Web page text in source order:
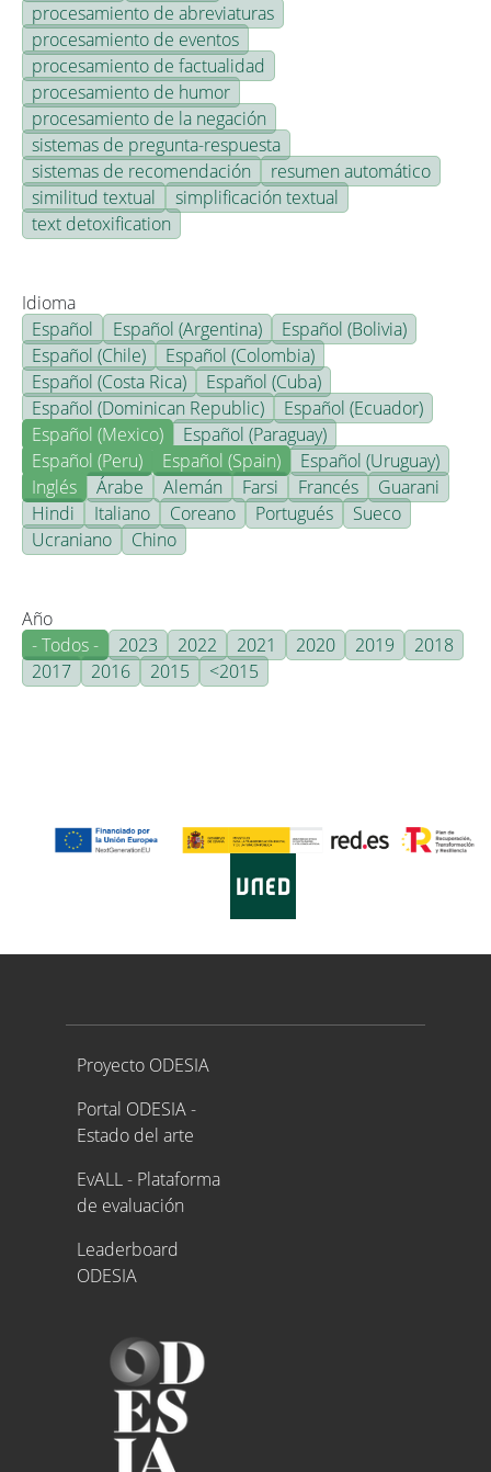
procesamiento de abreviaturas
procesamiento de eventos
procesamiento de factualidad
procesamiento de humor
procesamiento de la negación
sistemas de pregunta-respuesta
sistemas de recomendación
resumen automático
similitud textual
simplificación textual
text detoxification
Idioma
Español
Español (Argentina)
Español (Bolivia)
Español (Chile)
Español (Colombia)
Español (Costa Rica)
Español (Cuba)
Español (Dominican Republic)
Español (Ecuador)
Español (Mexico)
Español (Paraguay)
Español (Peru)
Español (Spain)
Español (Uruguay)
Inglés
Árabe Alemán Farsi Francés
Guarani
Hindi
Italiano Coreano Portugués
Sueco
Ucraniano
Chino
Año
- Todos -
2023 2022 2021 2020 2019
2018
2017
2016 2015 <2015
Proyecto ODESIA
Proyecto ODESIA
Portal ODESIA -
Estado del arte
EvALL - Plataforma
de evaluación
Leaderboard
ODESIA